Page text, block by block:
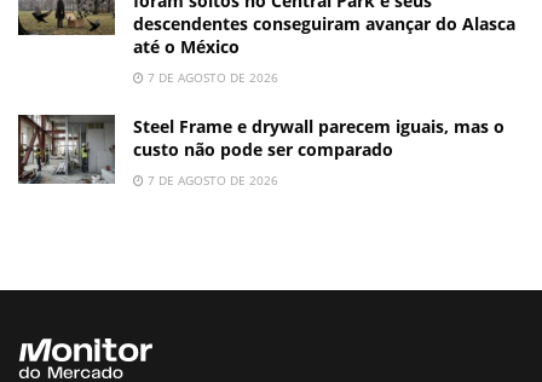
descendentes conseguiram avançar do Alasca
até o México
7 DE AGOSTO DE 2026
Steel Frame e drywall parecem iguais, mas o
custo não pode ser comparado
7 DE AGOSTO DE 2026